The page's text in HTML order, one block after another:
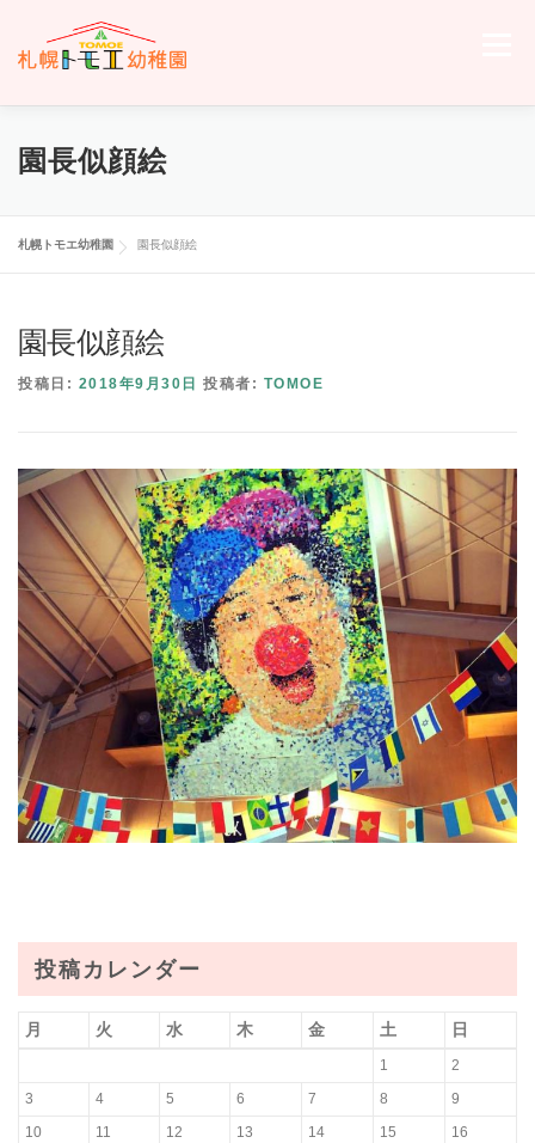
ツ
ホーム トモエについて
交通案内 お問い合わせ
園長似顔絵
札幌トモエ幼稚園 園長似顔絵
園長似顔絵
投稿日: 2018年9月30日 投稿者: TOMOE
投稿カレンダー
月 火 水 木 金 土 日
1
2
3
4 5 6 7 8
9
10
11 12 13 14 15
16